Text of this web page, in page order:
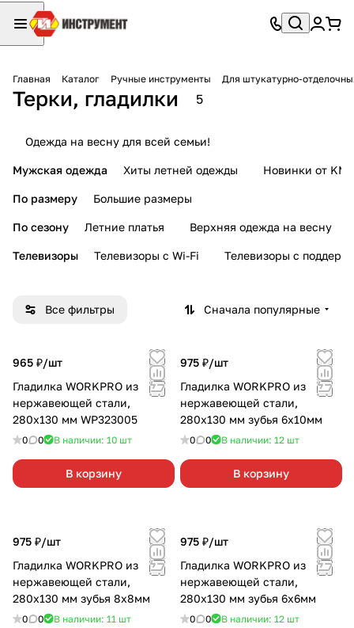
Главная Каталог Ручные инструменты Для штукатурно-
Терки, гладилки 5
Одежда на весну для всей семьи!
Мужская одежда Хиты летней одежды Новинки от KMI
По размеру Большие размеры
По сезону Летние платья Верхняя одежда на весну
Телевизоры Телевизоры с Wi-Fi Телевизоры с
Все фильтры Сначала популярные
965 ₽/шт
Гладилка WORKPRO из
нержавеющей стали,
280х130 мм WP323005
0 0 В наличии: 10 шт
В корзину
975 ₽/шт
Гладилка WORKPRO из
нержавеющей стали,
280х130 мм зубья 6х10мм
0 0 В наличии: 12 шт
В корзину
975 ₽/шт
Гладилка WORKPRO из
нержавеющей стали,
280х130 мм зубья 8х8мм
0 0 В наличии: 11 шт
975 ₽/шт
Гладилка WORKPRO из
нержавеющей стали,
280х130 мм зубья 6х6мм
0 0 В наличии: 12 шт